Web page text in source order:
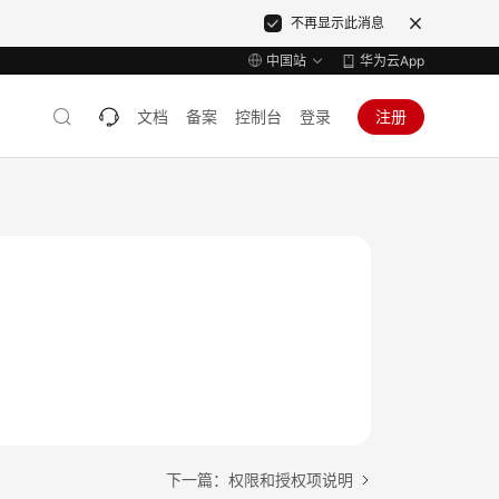
不再显示此消息
中国站 华为云App
文档 备案 控制台 登录 注册
下一篇：权限和授权项说明